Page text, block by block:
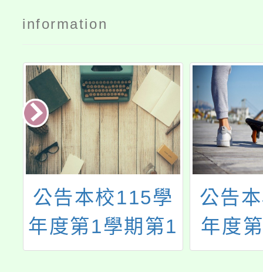
information
公告本校115學
年度第1學期第1
次代理(課)教師
公告
年度
12次